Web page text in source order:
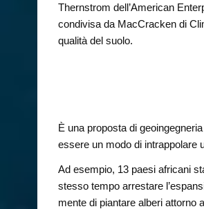
Thernstrom dell’American
condivisa da MacCracken di
qualità del suolo.
È una proposta di
essere un modo di intrappolare
Ad esempio, 13 paesi africani
stesso tempo arrestare
mente di piantare alberi attorno